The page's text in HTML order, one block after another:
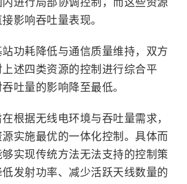
进行局部协调控制，而这些资源
影响吞吐量表现。
功耗降低与通信质量维持，双方
述四类资源的控制进行综合平
吐量的影响降至最低。
根据无线电环境与吞吐量需求，
实施最优的一体化控制。具体而
实现传统方法无法支持的控制策
发射功率、减少活跃天线数量的